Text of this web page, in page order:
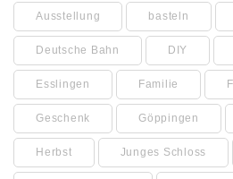
Ausstellung basteln
Deutsche Bahn DIY
Esslingen Familie
Geschenk Göppingen
Herbst Junges Schloss